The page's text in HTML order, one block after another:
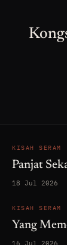
KISAH SERAM
Panjat
18 Jul 2026
KISAH SERAM
Yang
16 Jul 2026